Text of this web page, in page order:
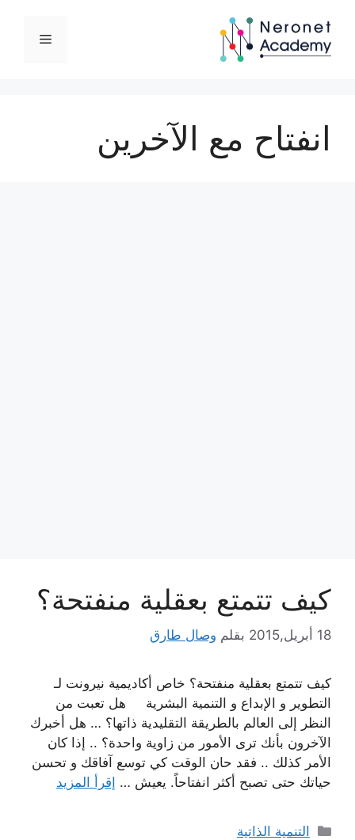
المحتوى
القائمة
انفتاح مع الآخرين
كيف تتمتع بعقلية منفتحة؟
18 أبريل,2015 بقلم وصال طارق
كيف تتمتع بعقلية منفتحة؟ خاص أكاديمية نيرونت لـ
التطوير و الإبداع و التنمية البشرية هل تعبت من
النظر إلى العالم بالطريقة التقليدية ذاتها؟ … هل أخبرك
الآخرون بأنك ترى الأمور من زاوية واحدة؟ .. إذا كان
الأمر كذلك .. فقد حان الوقت كي توسع آفاقك و تحسن
حياتك حتى تصبح أكثر انفتاحاً. يعيش … إقرأ المزيد
التصنيفات
التنمية الذاتية